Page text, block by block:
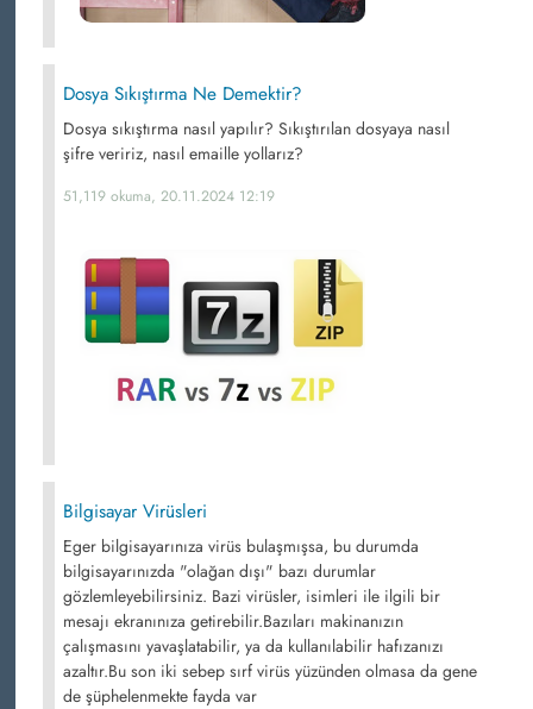
Dosya Sıkıştırma Ne Demektir?
Dosya sıkıştırma nasıl yapılır? Sıkıştırılan dosyaya nasıl
şifre veririz, nasıl emaille yollarız?
51,119 okuma, 20.11.2024 12:19
Bilgisayar Virüsleri
Eger bilgisayarınıza virüs bulaşmışsa, bu durumda
bilgisayarınızda "olağan dışı" bazı durumlar
gözlemleyebilirsiniz. Bazi virüsler, isimleri ile ilgili bir
mesajı ekranınıza getirebilir.Bazıları makinanızın
çalışmasını yavaşlatabilir, ya da kullanılabilir hafızanızı
azaltır.Bu son iki sebep sırf virüs yüzünden olmasa da gene
de şüphelenmekte fayda var